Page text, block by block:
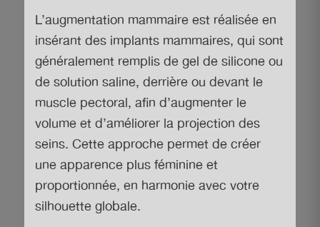
L’augmentation mammaire est réalisée en
insérant des implants mammaires, qui sont
généralement remplis de gel de silicone ou
de solution saline, derrière ou devant le
muscle pectoral, afin d’augmenter le
volume et d’améliorer la projection des
seins. Cette approche permet de créer
une apparence plus féminine et
proportionnée, en harmonie avec votre
silhouette globale.